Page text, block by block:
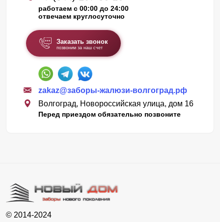
работаем с 00:00 до 24:00
отвечаем круглосуточно
Заказать звонок
позвоним за наш счет
zakaz@заборы-жалюзи-волгоград.рф
Волгоград, Новороссийская улица, дом 16
Перед приездом обязательно позвоните
© 2014-2024